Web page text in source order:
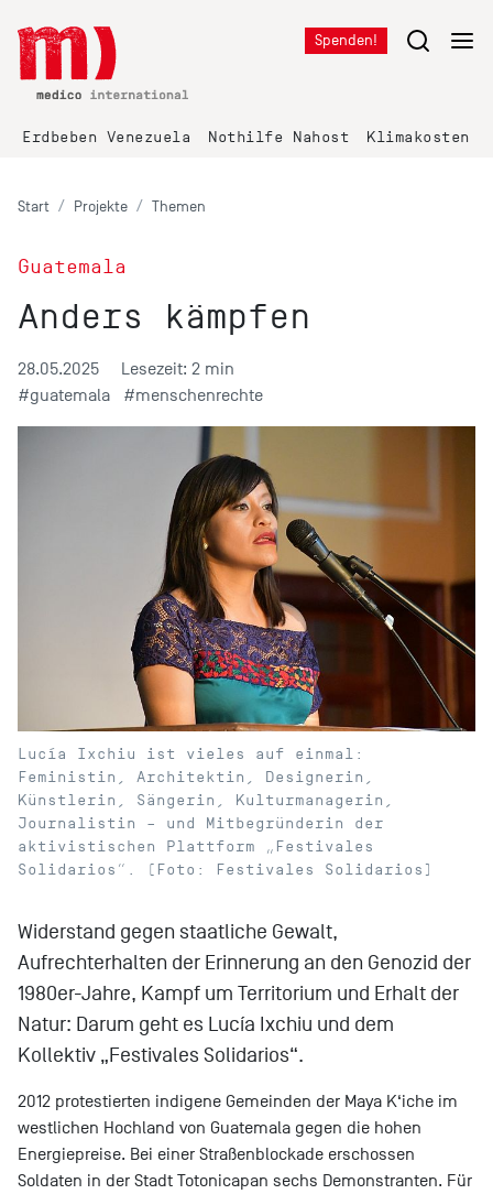
Spenden!
Erdbeben Venezuela Nothilfe Nahost Klimakosten
Start Projekte Themen
Guatemala
Anders kämpfen
28.05.2025
Lesezeit: 2 min
#guatemala
#menschenrechte
Lucía Ixchiu ist vieles auf einmal:
Feministin, Architektin, Designerin,
Künstlerin, Sängerin, Kulturmanagerin,
Journalistin – und Mitbegründerin der
aktivistischen Plattform „Festivales
Solidarios“. (Foto: Festivales Solidarios)
Widerstand gegen staatliche Gewalt,
Aufrechterhalten der Erinnerung an den Genozid der
1980er-Jahre, Kampf um Territorium und Erhalt der
Natur: Darum geht es Lucía Ixchiu und dem
Kollektiv „Festivales Solidarios“.
2012 protestierten indigene Gemeinden der Maya K‘iche im
westlichen Hochland von Guatemala gegen die hohen
Energiepreise. Bei einer Straßenblockade erschossen
Soldaten in der Stadt Totonicapan sechs Demonstranten. Für